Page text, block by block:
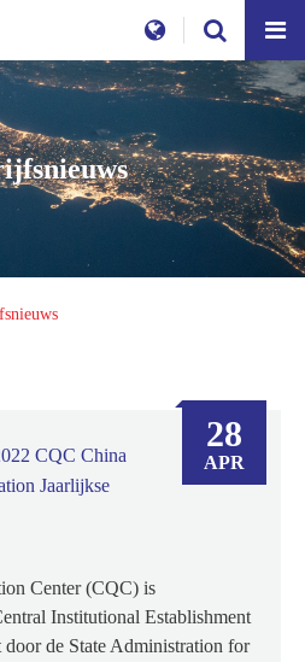
CQC China
Jaarlijkse
Center (CQC) is
Institutional Establishment
de State Administration for
28
APR